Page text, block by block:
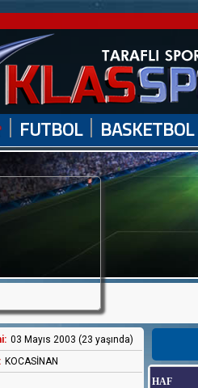
| FUTBOL | BASKETBOL
03 Mayıs 2003 (23 yaşında)
KOCASİNAN
HAF